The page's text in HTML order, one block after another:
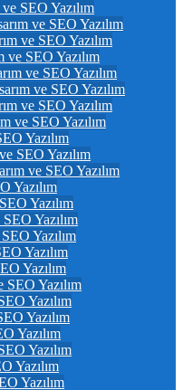
SEO Yazılım
ve SEO Yazılım
ve SEO Yazılım
ve SEO Yazılım
ve SEO Yazılım
ve SEO Yazılım
ve SEO Yazılım
ve SEO Yazılım
Yazılım
SEO Yazılım
ve SEO Yazılım
Yazılım
Yazılım
Yazılım
Yazılım
Yazılım
Yazılım
SEO Yazılım
Yazılım
Yazılım
Yazılım
Yazılım
Yazılım
Yazılım